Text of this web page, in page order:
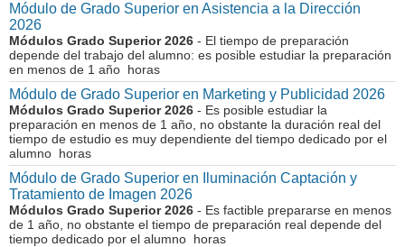
Módulo de Grado Superior en Asistencia a la Dirección
2026
Módulos Grado Superior 2026 - El tiempo de preparación
depende del trabajo del alumno: es posible estudiar la preparación
en menos de 1 año horas
Módulo de Grado Superior en Marketing y Publicidad 2026
Módulos Grado Superior 2026 - Es posible estudiar la
preparación en menos de 1 año, no obstante la duración real del
tiempo de estudio es muy dependiente del tiempo dedicado por el
alumno horas
Módulo de Grado Superior en Iluminación Captación y
Tratamiento de Imagen 2026
Módulos Grado Superior 2026 - Es factible prepararse en menos
de 1 año, no obstante el tiempo de preparación real depende del
tiempo dedicado por el alumno horas